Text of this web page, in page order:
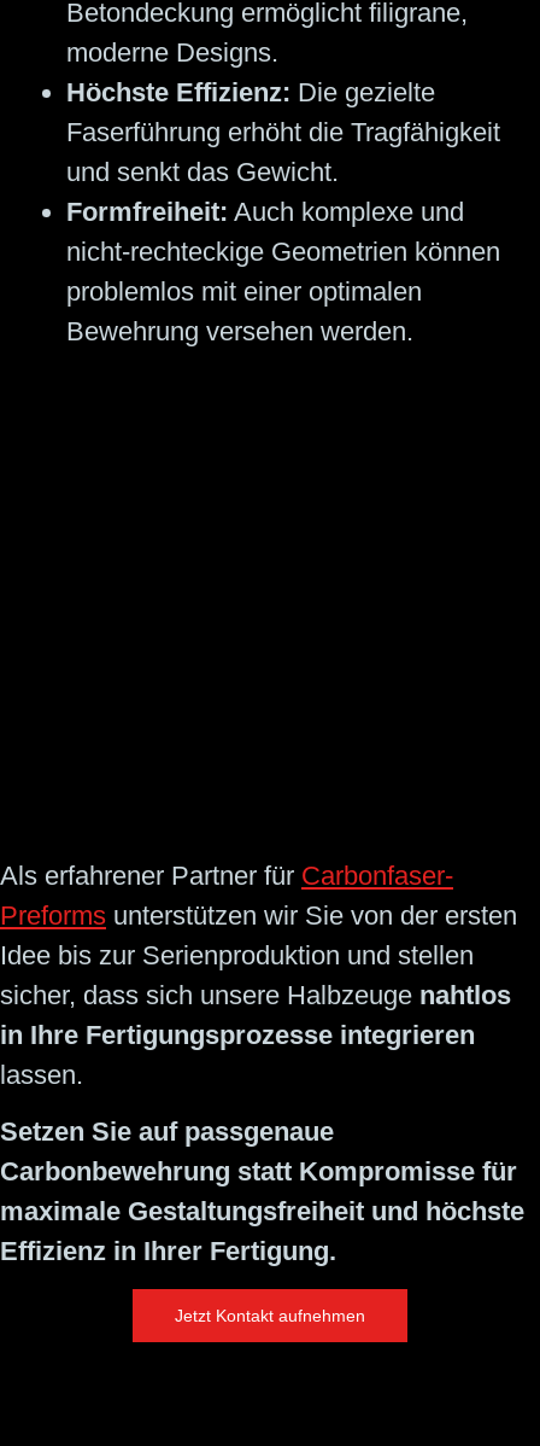
Betondeckung ermöglicht filigrane,
moderne Designs.
Höchste Effizienz: Die gezielte
Faserführung erhöht die Tragfähigkeit
und senkt das Gewicht.
Formfreiheit: Auch komplexe und
nicht-rechteckige Geometrien können
problemlos mit einer optimalen
Bewehrung versehen werden.
Als erfahrener Partner für Carbonfaser-
Preforms unterstützen wir Sie von der ersten
Idee bis zur Serienproduktion und stellen
sicher, dass sich unsere Halbzeuge nahtlos
in Ihre Fertigungsprozesse integrieren
lassen.
Setzen Sie auf passgenaue
Carbonbewehrung statt Kompromisse für
maximale Gestaltungsfreiheit und höchste
Effizienz in Ihrer Fertigung.
Jetzt Kontakt aufnehmen